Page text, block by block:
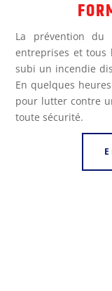
La prévention du
entreprises et tous
subi un incendie
En quelques
pour lutter contre
toute sécurité.